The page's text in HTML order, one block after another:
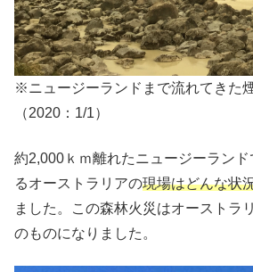
※ニュージーランドまで流れてきた
（2020：1/1）
約2,000ｋｍ離れたニュージーラン
るオーストラリアの現場はどんな状
ました。この森林火災はオーストラ
のものになりました。